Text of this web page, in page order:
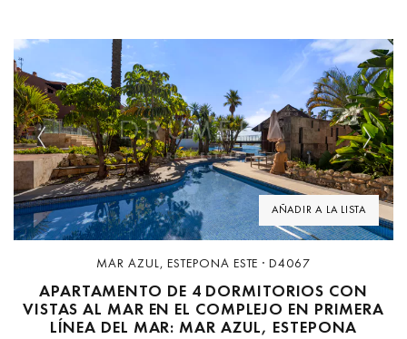
AÑADIR A LA LISTA
Previous Next
MAR AZUL, ESTEPONA ESTE · D4067
APARTAMENTO DE 4 DORMITORIOS CON
VISTAS AL MAR EN EL COMPLEJO EN PRIMERA
LÍNEA DEL MAR: MAR AZUL, ESTEPONA